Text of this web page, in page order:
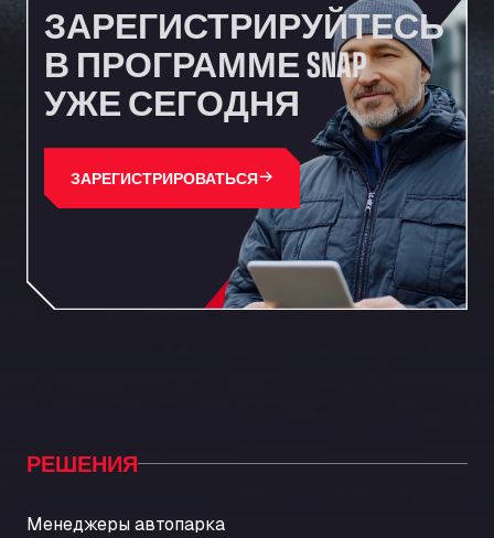
ЗАРЕГИСТРИРУЙТЕСЬ
В ПРОГРАММЕ SNAP
УЖЕ СЕГОДНЯ
ЗАРЕГИСТРИРОВАТЬСЯ
РЕШЕНИЯ
Менеджеры автопарка